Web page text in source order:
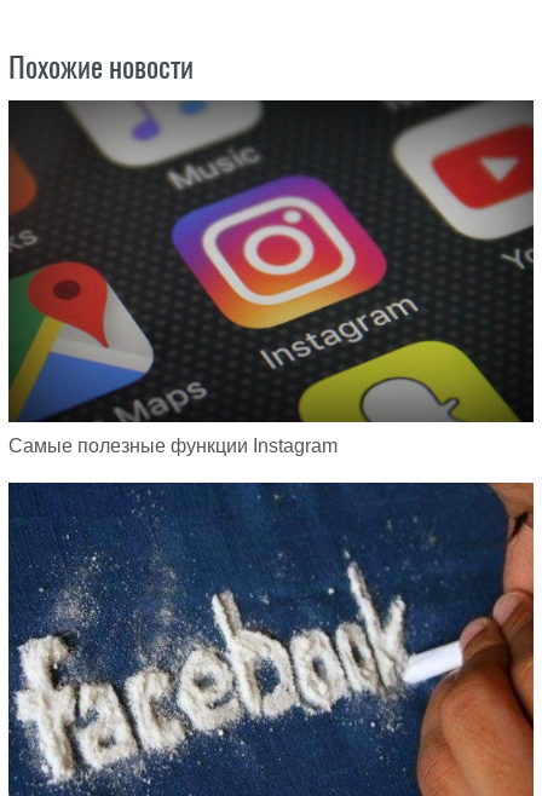
Похожие новости
Самые полезные функции Instagram